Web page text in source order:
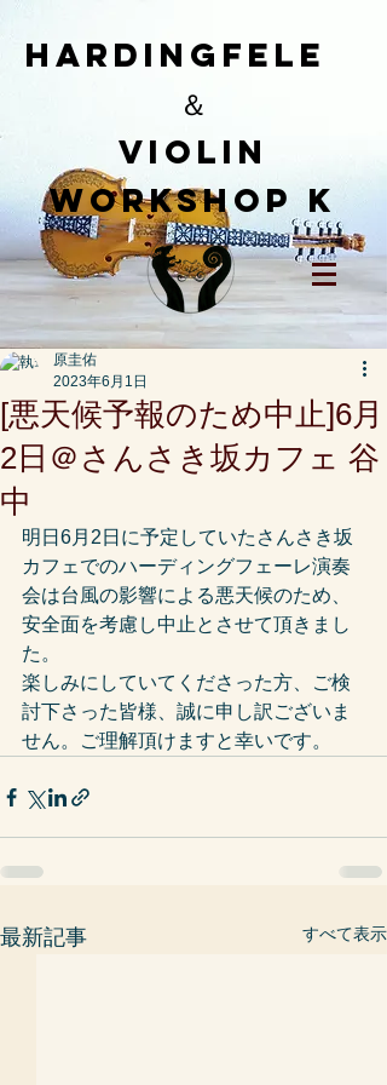
HardingFele
＆
​Violin
workshop K
[悪天候予報のため中止]6月
2日＠さんさき坂カフェ 谷
中
原圭佑
2023年6月1日
明日6月2日に予定していたさんさき坂
カフェでのハーディングフェーレ演奏
会は台風の影響による悪天候のため、
安全面を考慮し中止とさせて頂きまし
た。
楽しみにしていてくださった方、ご検
討下さった皆様、誠に申し訳ございま
せん。ご理解頂けますと幸いです。
最新記事 すべて表示